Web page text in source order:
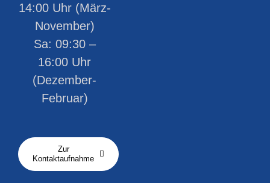
14:00 Uhr (März-
November)
Sa: 09:30 –
16:00 Uhr
(Dezember-
Februar)
Zur
Kontaktaufnahme